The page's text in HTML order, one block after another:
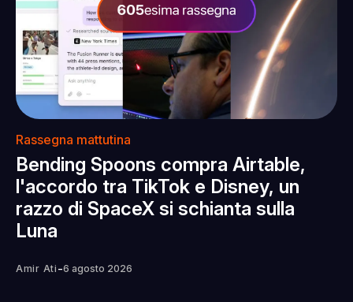
Rassegna mattutina
Bending Spoons compra Airtable,
l'accordo tra TikTok e Disney, un
razzo di SpaceX si schianta sulla
Luna
Amir Ati -6 agosto 2026